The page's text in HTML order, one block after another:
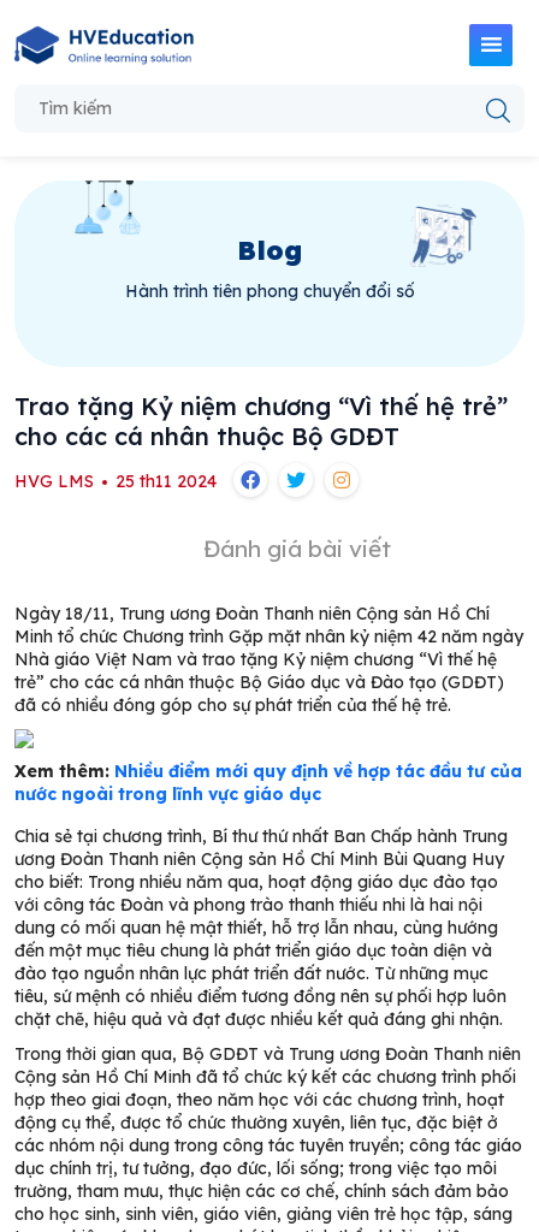
Blog
Hành trình tiên phong chuyển đổi số
Trao tặng Kỷ niệm chương “Vì thế hệ trẻ”
cho các cá nhân thuộc Bộ GDĐT
HVG LMS 25 th11 2024
Đánh giá bài viết
Ngày 18/11, Trung ương Đoàn Thanh niên Cộng sản Hồ Chí
Minh tổ chức Chương trình Gặp mặt nhân kỷ niệm 42 năm ngày
Nhà giáo Việt Nam và trao tặng Kỷ niệm chương “Vì thế hệ
trẻ” cho các cá nhân thuộc Bộ Giáo dục và Đào tạo (GDĐT)
đã có nhiều đóng góp cho sự phát triển của thế hệ trẻ.
Xem thêm: Nhiều điểm mới quy định về hợp tác đầu tư của
nước ngoài trong lĩnh vực giáo dục
Chia sẻ tại chương trình, Bí thư thứ nhất Ban Chấp hành Trung
ương Đoàn Thanh niên Cộng sản Hồ Chí Minh Bùi Quang Huy
cho biết: Trong nhiều năm qua, hoạt động giáo dục đào tạo
với công tác Đoàn và phong trào thanh thiếu nhi là hai nội
dung có mối quan hệ mật thiết, hỗ trợ lẫn nhau, cùng hướng
đến một mục tiêu chung là phát triển giáo dục toàn diện và
đào tạo nguồn nhân lực phát triển đất nước. Từ những mục
tiêu, sứ mệnh có nhiều điểm tương đồng nên sự phối hợp luôn
chặt chẽ, hiệu quả và đạt được nhiều kết quả đáng ghi nhận.
Trong thời gian qua, Bộ GDĐT và Trung ương Đoàn Thanh niên
Cộng sản Hồ Chí Minh đã tổ chức ký kết các chương trình phối
hợp theo giai đoạn, theo năm học với các chương trình, hoạt
động cụ thể, được tổ chức thường xuyên, liên tục, đặc biệt ở
các nhóm nội dung trong công tác tuyên truyền; công tác giáo
dục chính trị, tư tưởng, đạo đức, lối sống; trong việc tạo môi
trường, tham mưu, thực hiện các cơ chế, chính sách đảm bảo
cho học sinh, sinh viên, giáo viên, giảng viên trẻ học tập, sáng